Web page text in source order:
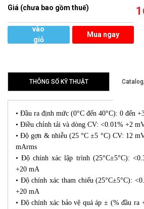
Giá (chưa bao gồm thuế)
vào
giỏ
Mua ngay
THÔNG SỐ KỸ THUẬT
• Đầu ra định mức (0°C đến 40°C): 0 đến
• Điều chỉnh tải và dòng CV: <0.01% +2
• Độ gợn & nhiễu (25 °C ±5 °C) CV: 12
mArms
• Độ chính xác lập trình (25°C±5°C):
+20 mA
• Độ chính xác tham chiếu (25°C±5°C):
+20 mA
• Độ chính xác bảo vệ quá áp ± (% đầu ra